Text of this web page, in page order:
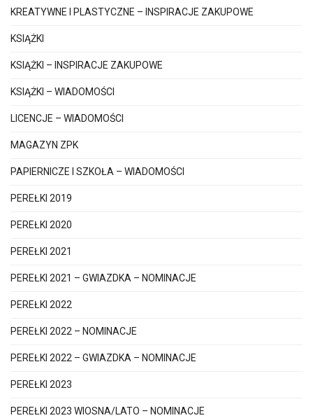
KREATYWNE I PLASTYCZNE – INSPIRACJE ZAKUPOWE
KSIĄŻKI
KSIĄŻKI – INSPIRACJE ZAKUPOWE
KSIĄŻKI – WIADOMOŚCI
LICENCJE – WIADOMOŚCI
MAGAZYN ZPK
PAPIERNICZE I SZKOŁA – WIADOMOŚCI
PEREŁKI 2019
PEREŁKI 2020
PEREŁKI 2021
PEREŁKI 2021 – GWIAZDKA – NOMINACJE
PEREŁKI 2022
PEREŁKI 2022 – NOMINACJE
PEREŁKI 2022 – GWIAZDKA – NOMINACJE
PEREŁKI 2023
PEREŁKI 2023 WIOSNA/LATO – NOMINACJE